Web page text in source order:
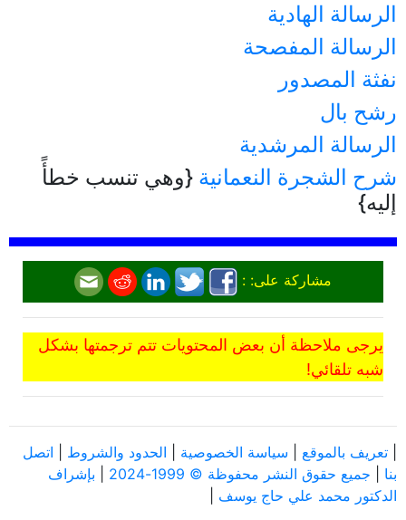
الرسالة الهادية
الرسالة المفصحة
نفثة المصدور
رشح بال
الرسالة المرشدية
شرح الشجرة النعمانية {وهي تنسب خطأً
إليه}
مشاركة على: :
يرجى ملاحظة أن بعض المحتويات تتم ترجمتها بشكل
شبه تلقائي!
تعريف بالموقع سياسة الخصوصية الحدود والشروط
اتصل
بنا
جميع حقوق النشر محفوظة © 1999-2024
بإشراف
الدكتور محمد علي حاج يوسف